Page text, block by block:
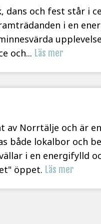
och fest står i
i en
och... Läs mer
Norrtälje och är
både lokalbor och
i en energifylld
öppet. Läs mer